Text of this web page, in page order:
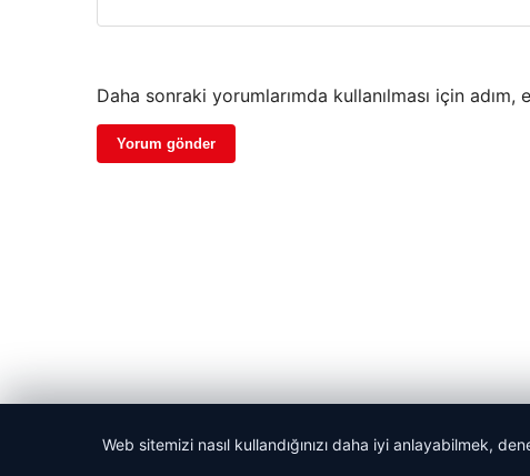
Daha sonraki yorumlarımda kullanılması için
Web sitemizi nasıl kullandığınızı daha iyi anlayabilmek,